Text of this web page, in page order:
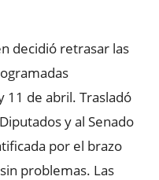
decidió retrasar las
11 de abril. Trasladó
y al Senado
por el brazo
problemas. Las